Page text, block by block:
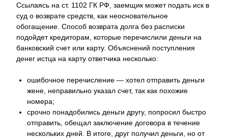
Ссылаясь на ст. 1102 ГК РФ, заемщик может подать иск в
суд о возврате средств, как неосновательное
обогащение. Способ возврата долга без расписки
подойдет кредиторам, которые перечислили деньги на
банковский счет или карту. Объяснений поступления
денег истца на карту ответчика несколько:
ошибочное перечисление — хотел отправить деньги
жене, неправильно указал счет, так как похожие
номера;
срочно понадобились деньги другу, попросил быстро
отправить, обещал заключение договора в течение
нескольких дней. В итоге, друг получил деньги, но от